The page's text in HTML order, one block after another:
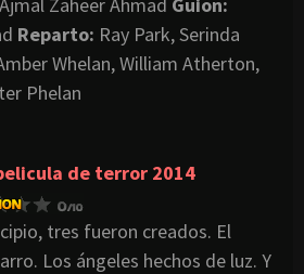
Reparto: Ray Park, Serinda
Whelan, William Atherton,
Phelan
tres fueron creados. El
Los ángeles hechos de luz. Y